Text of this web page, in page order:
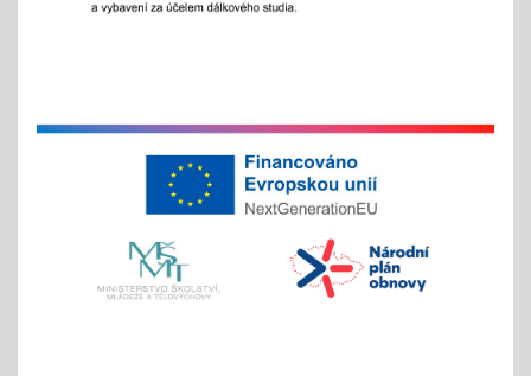
- letošní zápis do ZŠ pro 1. ročník školního roku
Chystáte se k zápisu?
nabízíme individuální prohlídky školy